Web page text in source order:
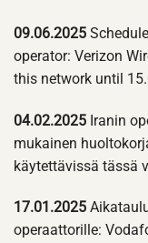
09.06.2025
operator: Verizon
this network until
04.02.2025 Iranin
mukainen
käytettävissä tässä
17.01.2025
operaattorille: